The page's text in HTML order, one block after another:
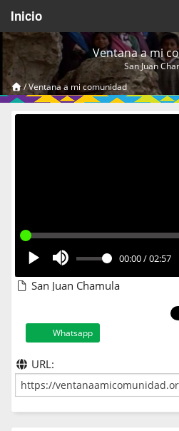
Inicio
Acerca de
Videos Temáticos
Cerrar
Ventana a mi
San Juan
/Ventana a mi comunidad
00:00/02:57
San Juan Chamula
Whatsapp
URL: